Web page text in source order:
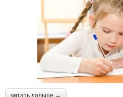
читать дальше →